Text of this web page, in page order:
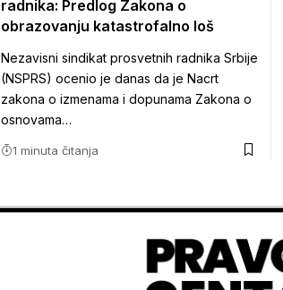
radnika: Predlog Zakona o
obrazovanju katastrofalno loš
Nezavisni sindikat prosvetnih radnika Srbije
(NSPRS) ocenio je danas da je Nacrt
zakona o izmenama i dopunama Zakona o
osnovama…
1 minuta čitanja